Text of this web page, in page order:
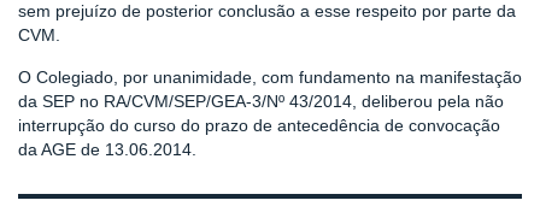
sem prejuízo de posterior conclusão a esse respeito por parte da
CVM.
O Colegiado, por unanimidade, com fundamento na manifestação
da SEP no RA/CVM/SEP/GEA-3/Nº 43/2014, deliberou pela não
interrupção do curso do prazo de antecedência de convocação
da AGE de 13.06.2014.